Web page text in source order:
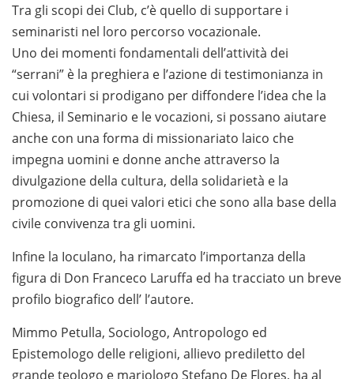
Tra gli scopi dei Club, c’è quello di supportare i
seminaristi nel loro percorso vocazionale.
Uno dei momenti fondamentali dell’attività dei
“serrani” è la preghiera e l’azione di testimonianza in
cui volontari si prodigano per diffondere l’idea che la
Chiesa, il Seminario e le vocazioni, si possano aiutare
anche con una forma di missionariato laico che
impegna uomini e donne anche attraverso la
divulgazione della cultura, della solidarietà e la
promozione di quei valori etici che sono alla base della
civile convivenza tra gli uomini.
Infine la Ioculano, ha rimarcato l’importanza della
figura di Don Franceco Laruffa ed ha tracciato un breve
profilo biografico dell’ l’autore.
Mimmo Petulla, Sociologo, Antropologo ed
Epistemologo delle religioni, allievo prediletto del
grande teologo e mariologo Stefano De Flores, ha al